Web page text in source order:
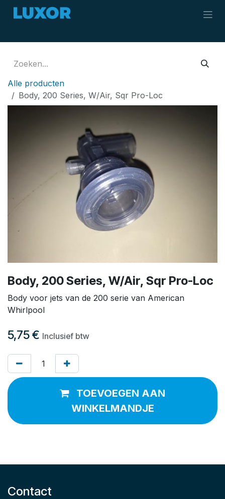
Overslaan naar inhoud
Alle producten
Body, 200 Series, W/Air, Sqr Pro-Loc
Body, 200 Series, W/Air, Sqr Pro-Loc
Body voor jets van de 200 serie van American
Whirlpool
5,75€ Inclusief btw
TOEVOEGEN AAN
WINKELMANDJE
Contact